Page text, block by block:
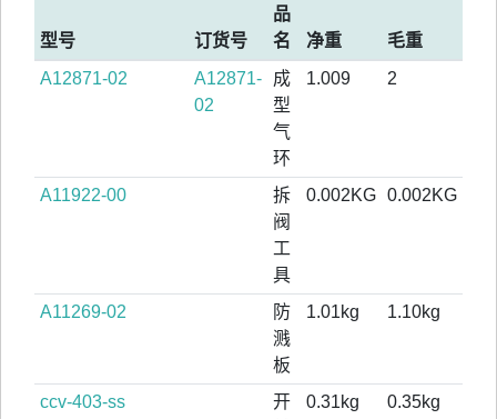
型号 订货号
品
名
净重
毛重
A12871-02
A12871-
02
成
型
气
环
1.009 2
A11922-00
拆
阀
工
具
0.002KG 0.002KG
A11269-02
防
溅
板
1.01kg 1.10kg
ccv-403-ss
开
0.31kg 0.35kg